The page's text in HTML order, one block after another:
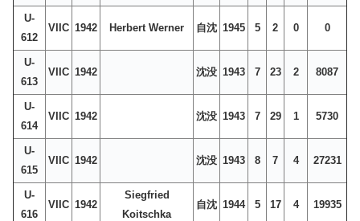
U-
612
VIIC 1942 Herbert Werner 自沈 1945 5 2 0 0
U-
613
VIIC 1942 沈没 1943 7 23 2 8087
U-
614
VIIC 1942 沈没 1943 7 29 1 5730
U-
615
VIIC 1942 沈没 1943 8 7 4 27231
U-
616
VIIC 1942
Siegfried
Koitschka
自沈 1944 5 17 4 19935